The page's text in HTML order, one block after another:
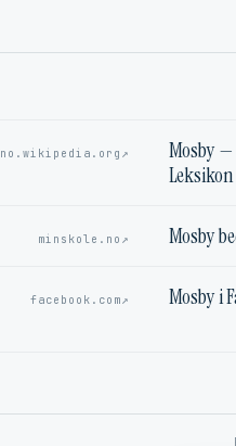
no.wikipedia.org ↗
Mosby —
Leksikon
minskole.no ↗ Mosby
facebook.com↗ Mosby i